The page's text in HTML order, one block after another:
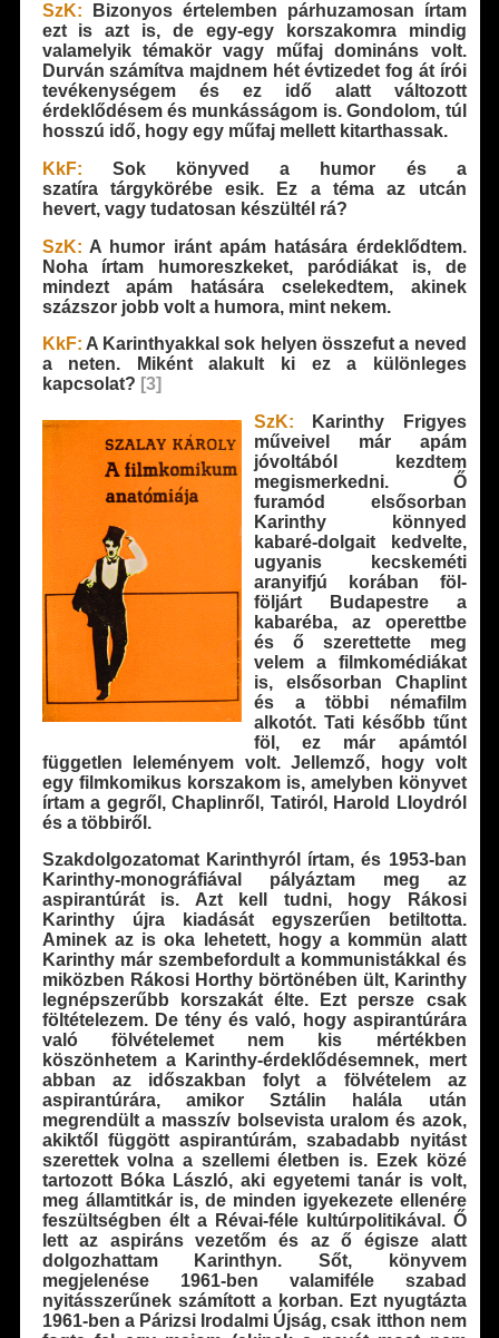
SzK: Bizonyos értelemben párhuzamosan írtam
ezt is azt is, de egy-egy korszakomra mindig
valamelyik témakör vagy műfaj domináns volt.
Durván számítva majdnem hét évtizedet fog át írói
tevékenységem és ez idő alatt változott
érdeklődésem és munkásságom is. Gondolom, túl
hosszú idő, hogy egy műfaj mellett kitarthassak.
KkF: Sok könyved a humor és a
szatíra tárgykörébe esik. Ez a téma az utcán
hevert, vagy tudatosan készültél rá?
SzK: A humor iránt apám hatására érdeklődtem.
Noha írtam humoreszkeket, paródiákat is, de
mindezt apám hatására cselekedtem, akinek
százszor jobb volt a humora, mint nekem.
KkF: A Karinthyakkal sok helyen összefut a neved
a neten. Miként alakult ki ez a különleges
kapcsolat? [3]
SzK: Karinthy Frigyes
műveivel már apám
jóvoltából kezdtem
megismerkedni. Ő
furamód elsősorban
Karinthy könnyed
kabaré-dolgait kedvelte,
ugyanis kecskeméti
aranyifjú korában föl-
följárt Budapestre a
kabaréba, az operettbe
és ő szerettette meg
velem a filmkomédiákat
is, elsősorban Chaplint
és a többi némafilm
alkotót. Tati később tűnt
föl, ez már apámtól
független leleményem volt. Jellemző, hogy volt
egy filmkomikus korszakom is, amelyben könyvet
írtam a gegről, Chaplinről, Tatiról, Harold Lloydról
és a többiről.
Szakdolgozatomat Karinthyról írtam, és 1953-ban
Karinthy-monográfiával pályáztam meg az
aspirantúrát is. Azt kell tudni, hogy Rákosi
Karinthy újra kiadását egyszerűen betiltotta.
Aminek az is oka lehetett, hogy a kommün alatt
Karinthy már szembefordult a kommunistákkal és
miközben Rákosi Horthy börtönében ült, Karinthy
legnépszerűbb korszakát élte. Ezt persze csak
föltételezem. De tény és való, hogy aspirantúrára
való fölvételemet nem kis mértékben
köszönhetem a Karinthy-érdeklődésemnek, mert
abban az időszakban folyt a fölvételem az
aspirantúrára, amikor Sztálin halála után
megrendült a masszív bolsevista uralom és azok,
akiktől függött aspirantúrám, szabadabb nyitást
szerettek volna a szellemi életben is. Ezek közé
tartozott Bóka László, aki egyetemi tanár is volt,
meg államtitkár is, de minden igyekezete ellenére
feszültségben élt a Révai-féle kultúrpolitikával. Ő
lett az aspiráns vezetőm és az ő égisze alatt
dolgozhattam Karinthyn. Sőt, könyvem
megjelenése 1961-ben valamiféle szabad
nyitásszerűnek számított a korban. Ezt nyugtázta
1961-ben a Párizsi Irodalmi Újság, csak itthon nem